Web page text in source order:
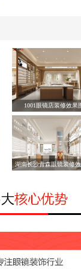
1001眼镜店装修效果
湖南长沙青森眼镜装修